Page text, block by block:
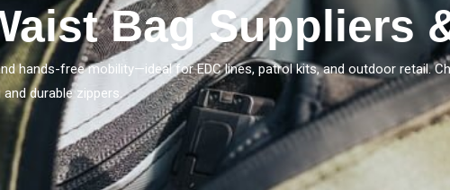
Bag Suppliers
hands-free mobility—ideal for EDC lines, patrol kits, and outdoor retail.
durable zippers.